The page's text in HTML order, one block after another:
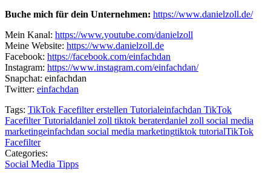
Buche mich für dein Unternehmen: https://www.danielzoll.de/
Mein Kanal: https://www.youtube.com/danielzoll
Meine Website: https://www.danielzoll.de
Facebook: https://facebook.com/einfachdan
Instagram: https://www.instagram.com/einfachdan/
Snapchat: einfachdan
Twitter: einfachdan
Tags: TikTok Facefilter erstellen Tutorialeinfachdan TikTok
Facefilter Tutorialdaniel zoll tiktok beraterdaniel zoll social media
marketingeinfachdan social media marketingtiktok tutorialTikTok
Facefilter
Categories:
Social Media Tipps